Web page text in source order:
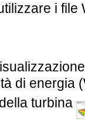
i file
di energia
turbina